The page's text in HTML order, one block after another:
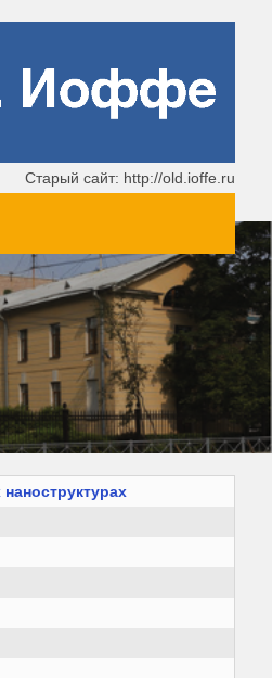
Старый сайт: http://old.ioffe.ru